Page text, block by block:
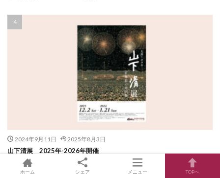
2024年9月11日 2025年8月3日
山下清展 2025年-2026年開催
ホーム シェア メニュー TOPへ